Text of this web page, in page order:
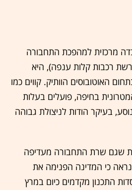
מרכזית למהפכת התחבורה
רשת רכבות קלות ענפה), היא
האוטובוסים הוותיק. קווים כמו
המטרונית בחיפה, פועלים בעלות
שקלים לנוסע, בעיקר הודות לניצולת גבוהה
שגם שרת התחבורה מעדיפה
כי המדינה הפנימה את
התכנון מקדמים כיום במרץ